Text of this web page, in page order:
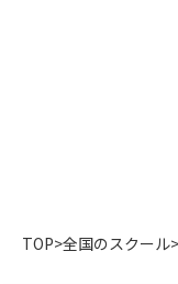
TOP>全国のスクール>